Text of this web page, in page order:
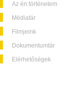
Az én történetem
Médiatár
Filmjeink
Dokumentumtár
Elérhetőségek